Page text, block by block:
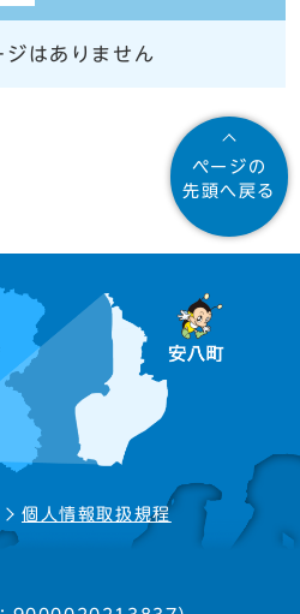
ジはありません
ページの
先頭へ戻る
個人情報取扱規程